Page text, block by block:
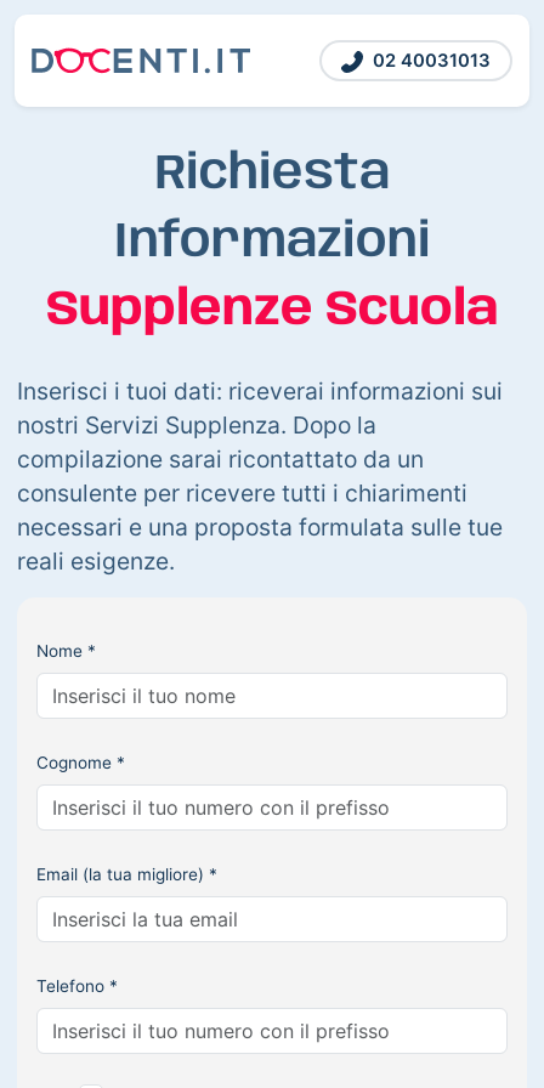
02 40031013
Richiesta
Informazioni
Supplenze Scuola
Inserisci i tuoi dati: riceverai informazioni sui
nostri Servizi Supplenza. Dopo la
compilazione sarai ricontattato da un
consulente per ricevere tutti i chiarimenti
necessari e una proposta formulata sulle tue
reali esigenze.
Nome *
Cognome *
Email (la tua migliore) *
Telefono *